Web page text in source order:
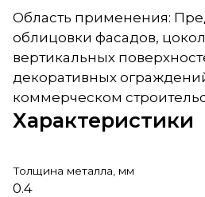
Область применения:
облицовки фасадов,
вертикальных
декоративных
коммерческом
Характеристики
Толщина металла, мм
0.4